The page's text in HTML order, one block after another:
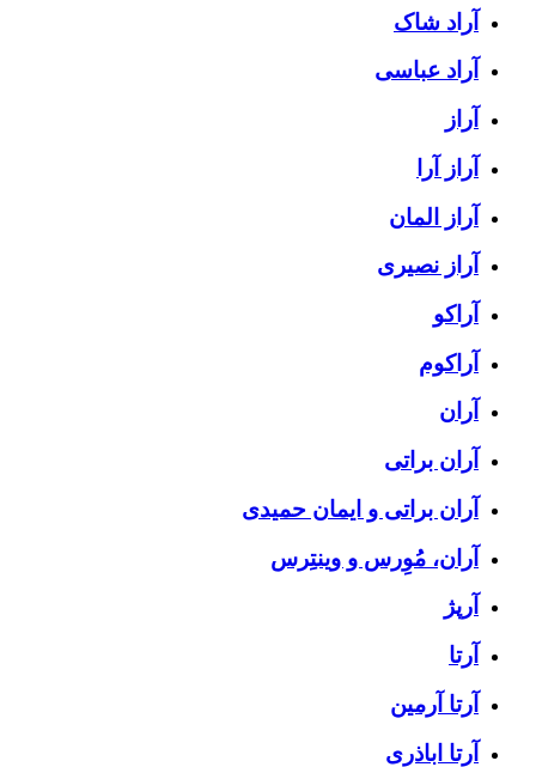
آراد شاک
آراد عباسی
آراز
آراز آرا
آراز المان
آراز نصیری
آراکو
آراکوم
آران
آران براتی
آران براتی و ایمان حمیدی
آران، مُوِرس و وینتِرس
آرپژ
آرتا
آرتا آرمین
آرتا اباذری